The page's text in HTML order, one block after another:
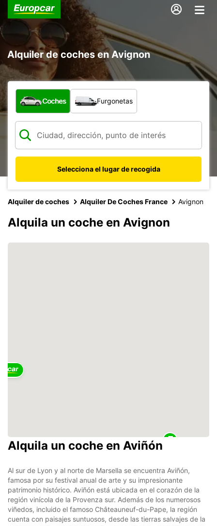
Alquiler de coches en Avignon
¿Qué tipo de vehículo?
Coches Furgonetas
Selecciona el lugar de recogida
Alquiler de coches Alquiler De Coches France Avignon
Alquila un coche en Avignon
Alquila un coche en Aviñón
Al sur de Lyon y al norte de Marsella se encuentra Aviñón,
famosa por su festival anual de arte y su impresionante
patrimonio histórico. Aviñón está ubicada en el corazón de la
región vinícola de la Provenza sur. Además de los numerosos
viñedos, incluido el famoso Châteauneuf-du-Pape, la región
cuenta con paisajes suntuosos, desde las tierras salvajes de la